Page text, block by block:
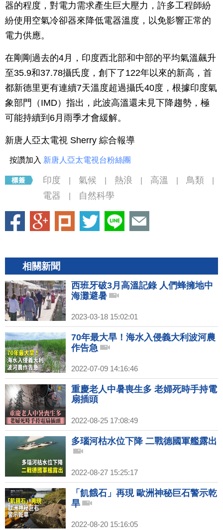
器的程度，對電力需求產生巨大壓力，許多工程師紛
紛使用空氣冷卻器來降低電器溫度，以免影響正常的
電力供應。
在剛剛過去的4月，印度西北部和中部的平均氣溫飆升
至35.9和37.78攝氏度，創下了122年以來的新高，首
都新德里更有連續7天溫度超過攝氏40度，根據印度氣
象部門（IMD）指出，此波高溫還未見下降趨勢，極
可能持續到6月雨季才會緩解。
新唐人亞太電視 Sherry 綜合報導
按讚加入 新唐人亞太電視台粉絲團
印度 氣候 熱浪 高溫 鳥類
電器 自然科學
相關新聞
西班牙破3月高溫記錄 人們蜂擁地中
海灘避暑
2023-03-18 15:02:01
70年最大旱！海水入侵義大利波河農
作告急
2022-07-09 14:16:46
重慶老人中暑喪生多 老婦死時手持電
扇插頭
2022-08-25 17:08:49
多瑙河枯水位下降 二戰德國軍艦露出
2022-08-27 15:25:17
「飢餓石」再現 歐洲神秘巨石警示乾
旱
2022-08-20 15:16:05